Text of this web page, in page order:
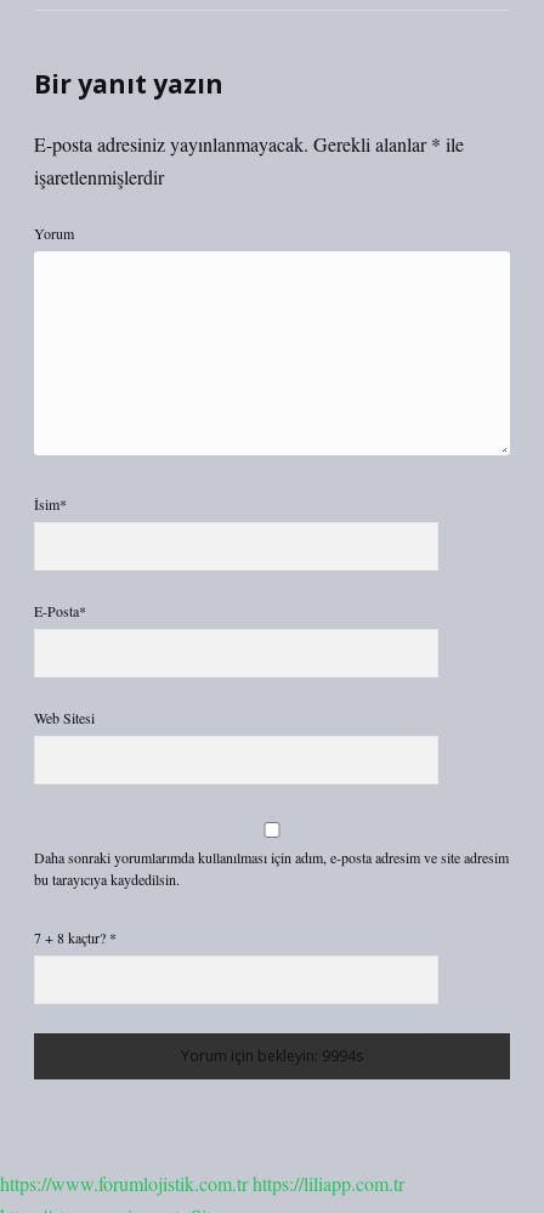
Bir yanıt yazın
E-posta adresiniz yayınlanmayacak. Gerekli alanlar* ile
işaretlenmişlerdir
Yorum
İsim*
E-Posta*
Web Sitesi
Daha sonraki yorumlarımda kullanılması için adım, e-posta adresim ve site adresim
bu tarayıcıya kaydedilsin.
7 + 8 kaçtır? *
https://www.forumlojistik.com.trhttps://liliapp.com.tr